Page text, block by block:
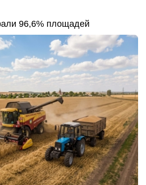
96,6% площадей